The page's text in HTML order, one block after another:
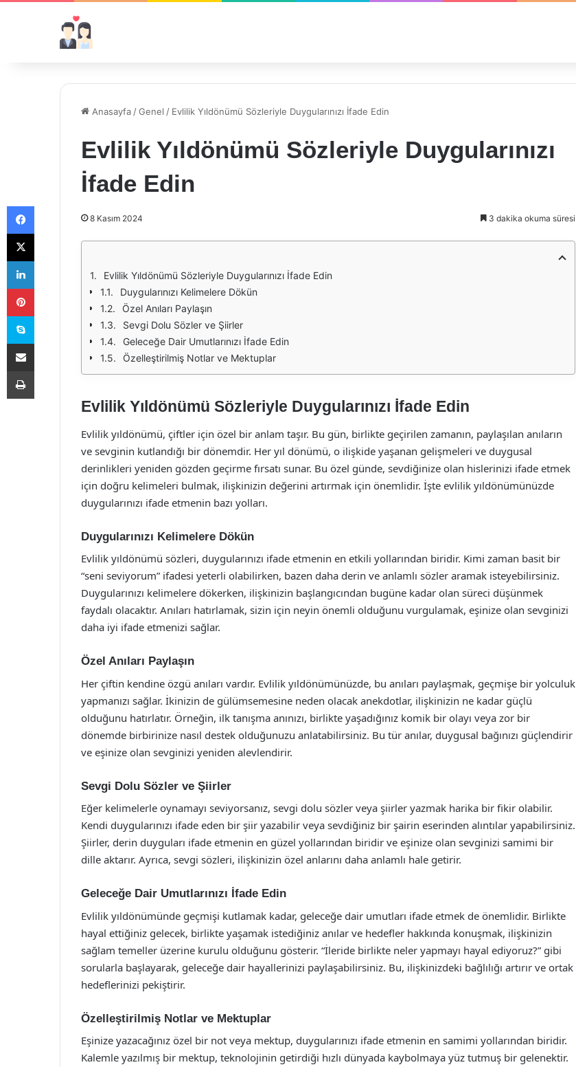
Anasayfa /Genel / Evlilik Yıldönümü Sözleriyle Duygularınızı İfade Edin
Evlilik Yıldönümü Sözleriyle Duygularınızı
İfade Edin
8 Kasım 2024 3 dakika okuma süresi
Evlilik Yıldönümü Sözleriyle Duygularınızı İfade Edin
Duygularınızı Kelimelere Dökün
Özel Anıları Paylaşın
Sevgi Dolu Sözler ve Şiirler
Geleceğe Dair Umutlarınızı İfade Edin
Özelleştirilmiş Notlar ve Mektuplar
Evlilik Yıldönümü Sözleriyle Duygularınızı İfade Edin
Evlilik yıldönümü, çiftler için özel bir anlam taşır. Bu gün, birlikte geçirilen zamanın, paylaşılan anıların
ve sevginin kutlandığı bir dönemdir. Her yıl dönümü, o ilişkide yaşanan gelişmeleri ve duygusal
derinlikleri yeniden gözden geçirme fırsatı sunar. Bu özel günde, sevdiğinize olan hislerinizi ifade etmek
için doğru kelimeleri bulmak, ilişkinizin değerini artırmak için önemlidir. İşte evlilik yıldönümünüzde
duygularınızı ifade etmenin bazı yolları.
Duygularınızı Kelimelere Dökün
Evlilik yıldönümü sözleri, duygularınızı ifade etmenin en etkili yollarından biridir. Kimi zaman basit bir
“seni seviyorum” ifadesi yeterli olabilirken, bazen daha derin ve anlamlı sözler aramak isteyebilirsiniz.
Duygularınızı kelimelere dökerken, ilişkinizin başlangıcından bugüne kadar olan süreci düşünmek
faydalı olacaktır. Anıları hatırlamak, sizin için neyin önemli olduğunu vurgulamak, eşinize olan sevginizi
daha iyi ifade etmenizi sağlar.
Özel Anıları Paylaşın
Her çiftin kendine özgü anıları vardır. Evlilik yıldönümünüzde, bu anıları paylaşmak, geçmişe bir yolculuk
yapmanızı sağlar. İkinizin de gülümsemesine neden olacak anekdotlar, ilişkinizin ne kadar güçlü
olduğunu hatırlatır. Örneğin, ilk tanışma anınızı, birlikte yaşadığınız komik bir olayı veya zor bir
dönemde birbirinize nasıl destek olduğunuzu anlatabilirsiniz. Bu tür anılar, duygusal bağınızı güçlendirir
ve eşinize olan sevginizi yeniden alevlendirir.
Sevgi Dolu Sözler ve Şiirler
Eğer kelimelerle oynamayı seviyorsanız, sevgi dolu sözler veya şiirler yazmak harika bir fikir olabilir.
Kendi duygularınızı ifade eden bir şiir yazabilir veya sevdiğiniz bir şairin eserinden alıntılar yapabilirsiniz.
Şiirler, derin duyguları ifade etmenin en güzel yollarından biridir ve eşinize olan sevginizi samimi bir
dille aktarır. Ayrıca, sevgi sözleri, ilişkinizin özel anlarını daha anlamlı hale getirir.
Geleceğe Dair Umutlarınızı İfade Edin
Evlilik yıldönümünde geçmişi kutlamak kadar, geleceğe dair umutları ifade etmek de önemlidir. Birlikte
hayal ettiğiniz gelecek, birlikte yaşamak istediğiniz anılar ve hedefler hakkında konuşmak, ilişkinizin
sağlam temeller üzerine kurulu olduğunu gösterir. “İleride birlikte neler yapmayı hayal ediyoruz?” gibi
sorularla başlayarak, geleceğe dair hayallerinizi paylaşabilirsiniz. Bu, ilişkinizdeki bağlılığı artırır ve ortak
hedeflerinizi pekiştirir.
Özelleştirilmiş Notlar ve Mektuplar
Eşinize yazacağınız özel bir not veya mektup, duygularınızı ifade etmenin en samimi yollarından biridir.
Kalemle yazılmış bir mektup, teknolojinin getirdiği hızlı dünyada kaybolmaya yüz tutmuş bir gelenektir.
Facebook
X
LinkedIn
Pinterest
Skype
E-Posta ile paylaş